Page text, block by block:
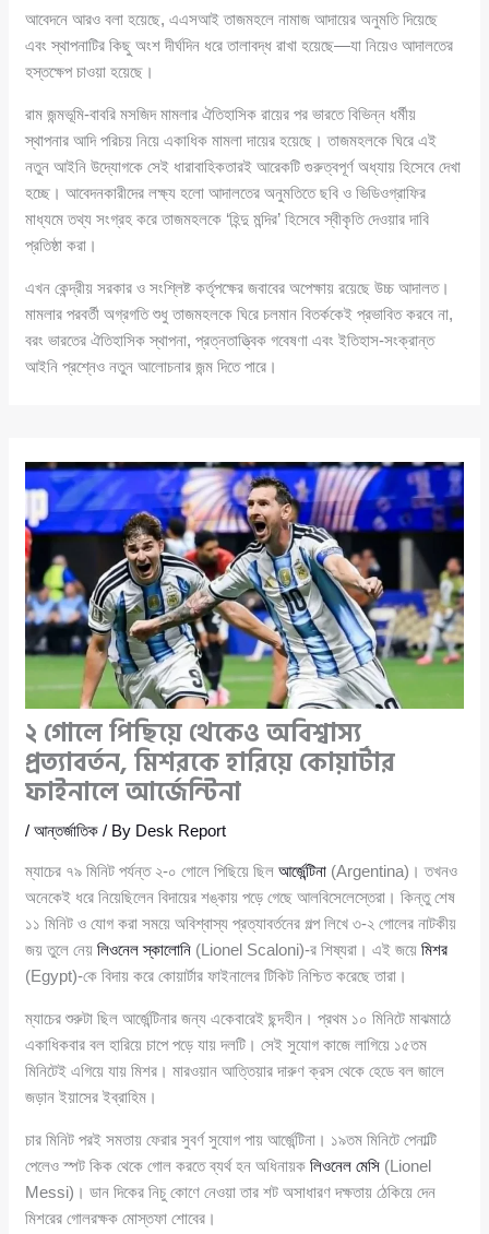
আবেদনে আরও বলা হয়েছে, এএসআই তাজমহলে নামাজ আদায়ের অনুমতি দিয়েছে
এবং স্থাপনাটির কিছু অংশ দীর্ঘদিন ধরে তালাবদ্ধ রাখা হয়েছে—যা নিয়েও আদালতের
হস্তক্ষেপ চাওয়া হয়েছে।
রাম জন্মভূমি-বাবরি মসজিদ মামলার ঐতিহাসিক রায়ের পর ভারতে বিভিন্ন ধর্মীয়
স্থাপনার আদি পরিচয় নিয়ে একাধিক মামলা দায়ের হয়েছে। তাজমহলকে ঘিরে এই
নতুন আইনি উদ্যোগকে সেই ধারাবাহিকতারই আরেকটি গুরুত্বপূর্ণ অধ্যায় হিসেবে দেখা
হচ্ছে। আবেদনকারীদের লক্ষ্য হলো আদালতের অনুমতিতে ছবি ও ভিডিওগ্রাফির
মাধ্যমে তথ্য সংগ্রহ করে তাজমহলকে ‘হিন্দু মন্দির’ হিসেবে স্বীকৃতি দেওয়ার দাবি
প্রতিষ্ঠা করা।
এখন কেন্দ্রীয় সরকার ও সংশ্লিষ্ট কর্তৃপক্ষের জবাবের অপেক্ষায় রয়েছে উচ্চ আদালত।
মামলার পরবর্তী অগ্রগতি শুধু তাজমহলকে ঘিরে চলমান বিতর্ককেই প্রভাবিত করবে না,
বরং ভারতের ঐতিহাসিক স্থাপনা, প্রত্নতাত্ত্বিক গবেষণা এবং ইতিহাস-সংক্রান্ত
আইনি প্রশ্নেও নতুন আলোচনার জন্ম দিতে পারে।
২ গোলে পিছিয়ে থেকেও অবিশ্বাস্য
প্রত্যাবর্তন, মিশরকে হারিয়ে কোয়ার্টার
ফাইনালে আর্জেন্টিনা
/আন্তর্জাতিক / By Desk Report
ম্যাচের ৭৯ মিনিট পর্যন্ত ২-০ গোলে পিছিয়ে ছিলআর্জেন্টিনা (Argentina)। তখনও
অনেকেই ধরে নিয়েছিলেন বিদায়ের শঙ্কায় পড়ে গেছে আলবিসেলেস্তেরা। কিন্তু শেষ
১১ মিনিট ও যোগ করা সময়ে অবিশ্বাস্য প্রত্যাবর্তনের গল্প লিখে ৩-২ গোলের নাটকীয়
জয় তুলে নেয়লিওনেল স্কালোনি (Lionel Scaloni)-র শিষ্যরা। এই জয়েমিশর
(Egypt)-কে বিদায় করে কোয়ার্টার ফাইনালের টিকিট নিশ্চিত করেছে তারা।
ম্যাচের শুরুটা ছিল আর্জেন্টিনার জন্য একেবারেই ছন্দহীন। প্রথম ১০ মিনিটে মাঝমাঠে
একাধিকবার বল হারিয়ে চাপে পড়ে যায় দলটি। সেই সুযোগ কাজে লাগিয়ে ১৫তম
মিনিটেই এগিয়ে যায় মিশর। মারওয়ান আত্তিয়ার দারুণ ক্রস থেকে হেডে বল জালে
জড়ান ইয়াসের ইব্রাহিম।
চার মিনিট পরই সমতায় ফেরার সুবর্ণ সুযোগ পায় আর্জেন্টিনা। ১৯তম মিনিটে পেনাল্টি
পেলেও স্পট কিক থেকে গোল করতে ব্যর্থ হন অধিনায়কলিওনেল মেসি (Lionel
Messi)। ডান দিকের নিচু কোণে নেওয়া তার শট অসাধারণ দক্ষতায় ঠেকিয়ে দেন
মিশরের গোলরক্ষক মোস্তফা শোবের।